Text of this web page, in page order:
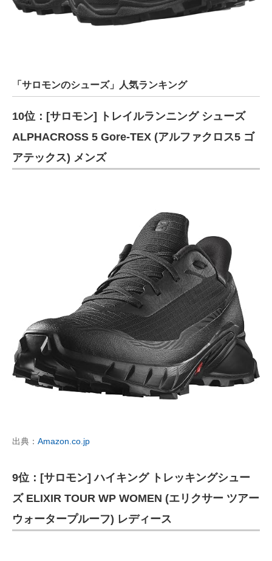
「サロモンのシューズ」人気ランキング
10位：[サロモン] トレイルランニング シューズ
ALPHACROSS 5 Gore-TEX (アルファクロス5 ゴ
アテックス) メンズ
出典： Amazon.co.jp
9位：[サロモン] ハイキング トレッキングシュー
ズ ELIXIR TOUR WP WOMEN (エリクサー ツアー
ウォータープルーフ) レディース